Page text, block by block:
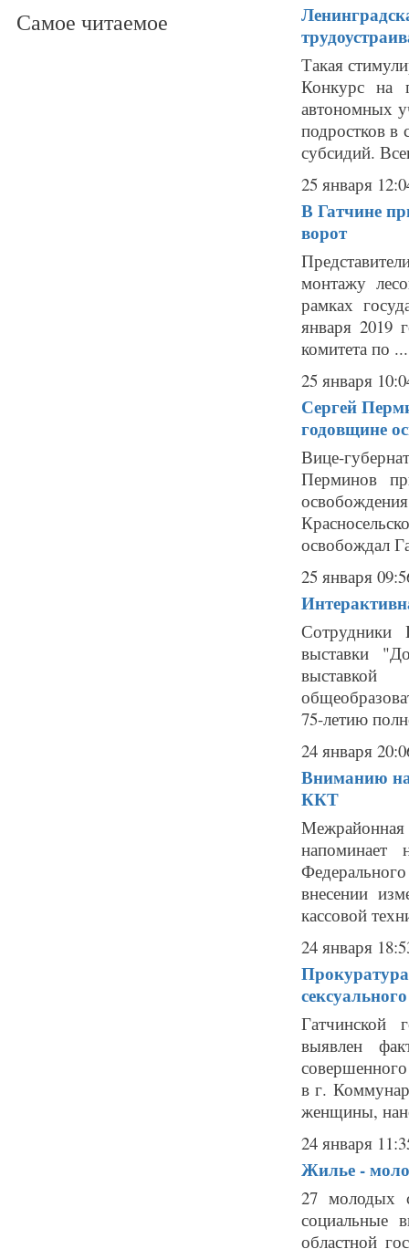
Самое читаемое
Такая
Конкурс на
автономных
подростков в
субсидий.
25 января
В Гатчине
ворот
монтажу
рамках
января 2019
комитета по ...
25 января
Сергей
годовщине
Вице-
Перминов
освобождал
25 января
Сотрудники
выставки
75-летию
24 января
Вниманию
ККТ
напоминает
внесении
кассовой
24 января
Гатчинской
выявлен
в г.
женщины,
24 января
Жилье -
27 молодых
социальные
областной